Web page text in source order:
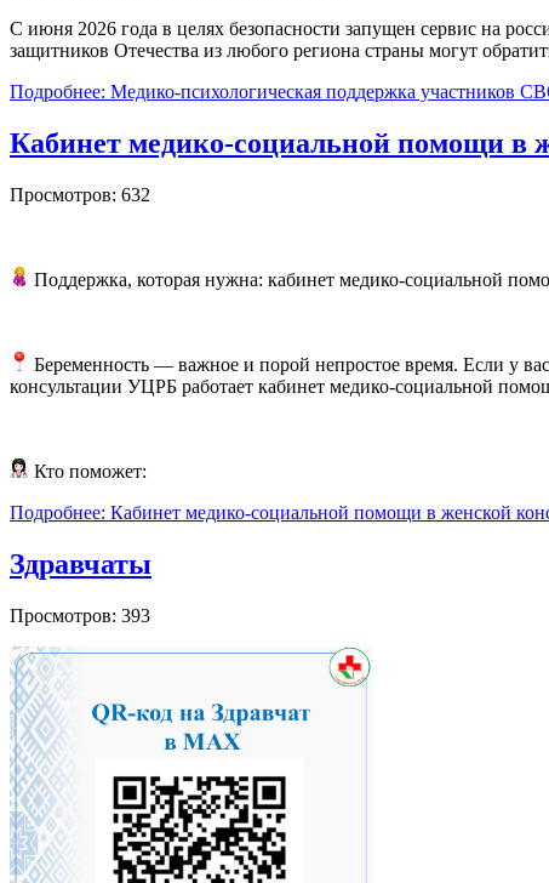
С июня 2026 года в целях безопасности запущен сервис на
защитников Отечества из любого региона страны могут
Подробнее: Медико-психологическая поддержка участников
Кабинет медико‑социальной помощи в
Просмотров: 632
Поддержка, которая нужна: кабинет медико‑социальной
Беременность — важное и порой непростое время. Если у
консультации УЦРБ работает кабинет медико‑социальной
Кто поможет:
Подробнее: Кабинет медико‑социальной помощи в женской
Здравчаты
Просмотров: 393